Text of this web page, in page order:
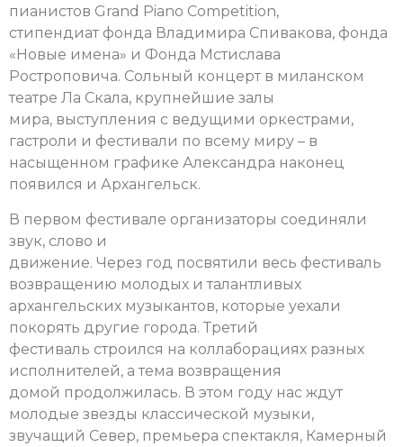
пианистов Grand Piano Competition,
стипендиат фонда Владимира Спивакова, фонда
«Новые имена» и Фонда Мстислава
Ростроповича. Сольный концерт в миланском
театре Ла Скала, крупнейшие залы
мира, выступления с ведущими оркестрами,
гастроли и фестивали по всему миру – в
насыщенном графике Александра наконец
появился и Архангельск.
В первом фестивале организаторы соединяли
звук, слово и
движение. Через год посвятили весь фестиваль
возвращению молодых и талантливых
архангельских музыкантов, которые уехали
покорять другие города. Третий
фестиваль строился на коллаборациях разных
исполнителей, а тема возвращения
домой продолжилась. В этом году нас ждут
молодые звезды классической музыки,
звучащий Север, премьера спектакля, Камерный